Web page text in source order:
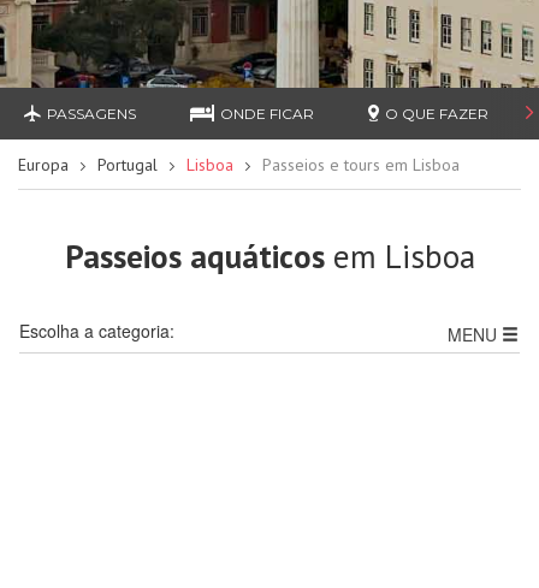
PASSAGENS ONDE FICAR O QUE FAZER
Europa Portugal Lisboa Passeios e tours em Lisboa
Passeios aquáticosem Lisboa
MENU
Escolha a categoria: